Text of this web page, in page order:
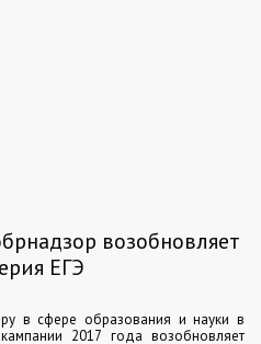
возобновляет
ЕГЭ
в сфере образования и науки в
2017 года возобновляет